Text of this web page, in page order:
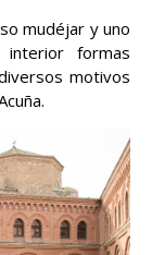
mudéjar y uno
formas
motivos